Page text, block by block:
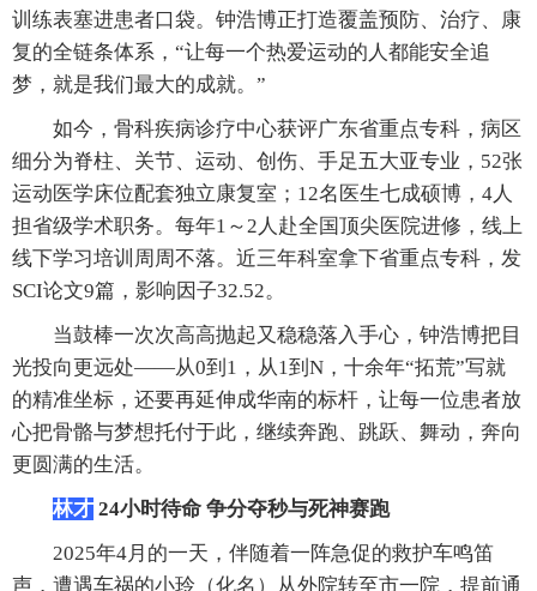
训练表塞进患者口袋。钟浩博正打造覆盖预防、治疗、康
复的全链条体系，“让每一个热爱运动的人都能安全追
梦，就是我们最大的成就。”
如今，骨科疾病诊疗中心获评广东省重点专科，病区
细分为脊柱、关节、运动、创伤、手足五大亚专业，52张
运动医学床位配套独立康复室；12名医生七成硕博，4人
担省级学术职务。每年1～2人赴全国顶尖医院进修，线上
线下学习培训周周不落。近三年科室拿下省重点专科，发
SCI论文9篇，影响因子32.52。
当鼓棒一次次高高抛起又稳稳落入手心，钟浩博把目
光投向更远处——从0到1，从1到N，十余年“拓荒”写就
的精准坐标，还要再延伸成华南的标杆，让每一位患者放
心把骨骼与梦想托付于此，继续奔跑、跳跃、舞动，奔向
更圆满的生活。
林才 24小时待命 争分夺秒与死神赛跑
2025年4月的一天，伴随着一阵急促的救护车鸣笛
声，遭遇车祸的小玲（化名）从外院转至市一院，提前通